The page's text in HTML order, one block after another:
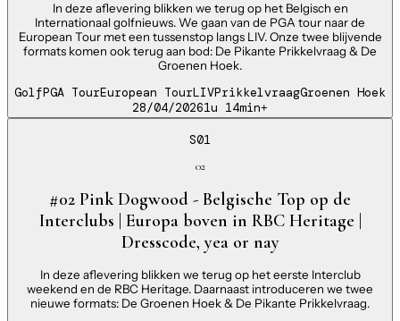
In deze aflevering blikken we terug op het Belgisch en
Internationaal golfnieuws. We gaan van de PGA tour naar de
European Tour met een tussenstop langs LIV. Onze twee blijvende
formats komen ook terug aan bod: De Pikante Prikkelvraag & De
Groenen Hoek.
GolfPGA TourEuropean TourLIVPrikkelvraagGroenen Hoek
28/04/20261u 14min+
S01
02
#02 Pink Dogwood - Belgische Top op de
Interclubs | Europa boven in RBC Heritage |
Dresscode, yea or nay
In deze aflevering blikken we terug op het eerste Interclub
weekend en de RBC Heritage. Daarnaast introduceren we twee
nieuwe formats: De Groenen Hoek & De Pikante Prikkelvraag.